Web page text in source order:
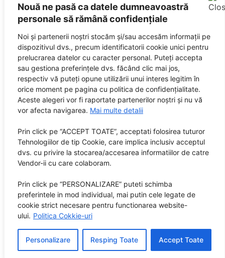
Nouă ne pasă ca datele dumneavoastră
personale să rămână confidențiale
Noi și partenerii noștri stocăm și/sau accesăm informații pe
dispozitivul dvs., precum identificatorii cookie unici pentru
prelucrarea datelor cu caracter personal. Puteți accepta
sau gestiona preferințele dvs. făcând clic mai jos,
respectiv vă puteți opune utilizării unui interes legitim în
orice moment pe pagina cu politica de confidențialitate.
Aceste alegeri vor fi raportate partenerilor noștri și nu vă
vor afecta navigarea. Mai multe detalii
Prin click pe “ACCEPT TOATE”, acceptati folosirea tuturor
Tehnologiilor de tip Cookie, care implica inclusiv acceptul
dvs. cu privire la stocarea/accesarea informatiilor de catre
Vendor-ii cu care colaboram.
Prin click pe “PERSONALIZARE” puteti schimba
preferintele in mod individual, mai putin cele legate de
cookie strict necesare pentru functionarea website-
ului. Politica Cokkie-uri
Personalizare Resping Toate Accept Toate
E-mail
Facebook
Spotify
Powered by
SUNETE este marcă înregistrată City Guide Media SRL,
RO 32408505
Sediul central: Brașov, Str. Octavian Goga nr. 9, bl. 290